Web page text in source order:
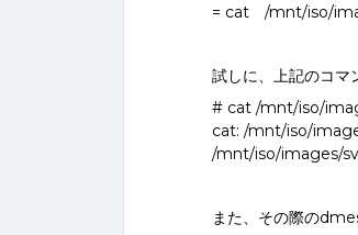
= cat /mnt/iso/
試しに、上記のコマ
# cat /mnt/iso/
cat: /mnt/iso/
/mnt/iso/images/
また、その際の